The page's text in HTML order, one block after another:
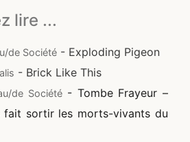
lire ...
de Société - Exploding Pigeon
- Brick Like This
de Société- Tombe Frayeur –
fait sortir les morts-vivants du